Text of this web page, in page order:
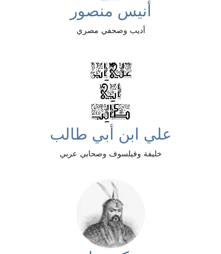
أنيس منصور
أديب وصحفي مصري
علي ابن أبي طالب
خليفة وفيلسوف وصحابي عربي